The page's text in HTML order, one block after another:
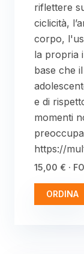
riflettere
ciclicità,
corpo,
la propria
base che
e di
momenti
https://
15,00 € ·
ORDINA